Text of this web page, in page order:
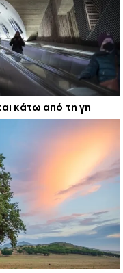
κάτω από τη γη